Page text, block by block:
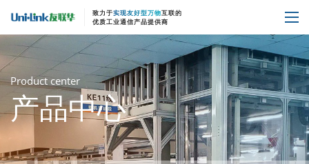
致力于实现友好型万物互联的
优质工业通信产品提供商
Product center
产品中心